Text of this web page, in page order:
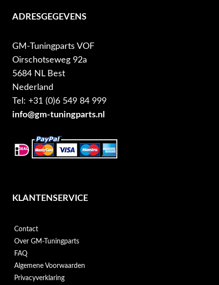
ADRESGEGEVENS
GM-Tuningparts VOF
Oirschotseweg 92a
5684 NL Best
Nederland
Tel: +31 (0)6 549 84 999
info@gm-tuningparts.nl
KLANTENSERVICE
Contact
Over GM-Tuningparts
FAQ
Algemene Voorwaarden
Privacyverklaring